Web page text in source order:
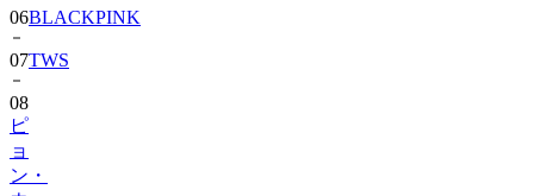
07TWS
08
ピ
ョ
ン・
ウ
ソ